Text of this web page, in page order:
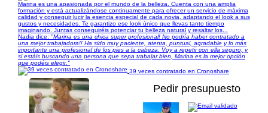
Marina es una apasionada por el mundo de la belleza. Cuenta con una amplia
formación y está actualizándose continuamente para ofrecer un servicio de máxima
calidad y conseguir lucir la esencia especial de cada novia, adaptando el look a sus
gustos y necesidades. Te garantizo ese look único que llevas tanto tiempo
imaginando. Juntas conseguiréis potenciar tu belleza natural y resaltar los...
Nadia dice: "Marina es una chica super profesional! No podría haber contratado a
una mejor trabajadora!! Ha sido muy paciente, atenta, puntual, agradable y lo más
importante una profesional de los pies a la cabeza. Voy a repetir con ella seguro, y
si estáis buscando una persona que sepa trabajar bien, Marina es la mejor opción
que podéis elegir."
39 veces contratado en Cronoshare
Pedir presupuesto